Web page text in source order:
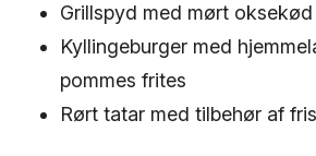
Grillspyd med mørt
Kyllingeburger med
pommes frites
Rørt tatar med tilbehør af